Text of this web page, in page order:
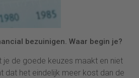
bezuinigen. Waar begin je?
de goede keuzes maakt en niet
dat het eindelijk meer kost dan de